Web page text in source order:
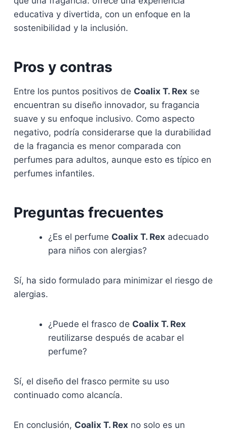
educativa y divertida, con un enfoque en la
sostenibilidad y la inclusión.
Pros y contras
Entre los puntos positivos de Coalix T. Rex se
encuentran su diseño innovador, su fragancia
suave y su enfoque inclusivo. Como aspecto
negativo, podría considerarse que la durabilidad
de la fragancia es menor comparada con
perfumes para adultos, aunque esto es típico en
perfumes infantiles.
Preguntas frecuentes
¿Es el perfume Coalix T. Rex adecuado
para niños con alergias?
Sí, ha sido formulado para minimizar el riesgo de
alergias.
¿Puede el frasco de Coalix T. Rex
reutilizarse después de acabar el
perfume?
Sí, el diseño del frasco permite su uso
continuado como alcancía.
En conclusión, Coalix T. Rex no solo es un